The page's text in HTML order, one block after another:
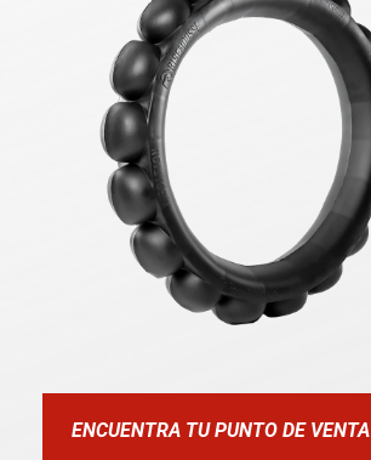
ENCUENTRA TU PUNTO DE VENTA